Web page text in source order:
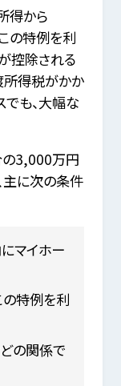
得から
の特例を利
控除される
得税がかか
も、大幅な
の3,000万円
主に次の条件
マイホー
の特例を利
の関係で